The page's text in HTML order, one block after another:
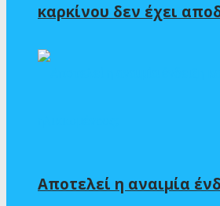
καρκίνου δεν έχει
Αποτελεί η αναιμία